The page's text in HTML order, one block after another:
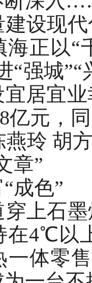
现代
正以“
“强城
居宜
亿元，
玲 胡方
”
色”
石墨
在4℃以
一体零